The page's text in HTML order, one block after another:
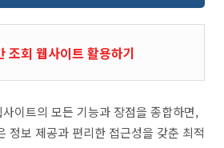
조회 웹사이트 활용하기
이트의 모든 기능과 장점을 종합하면,
정보 제공과 편리한 접근성을 갖춘 최적